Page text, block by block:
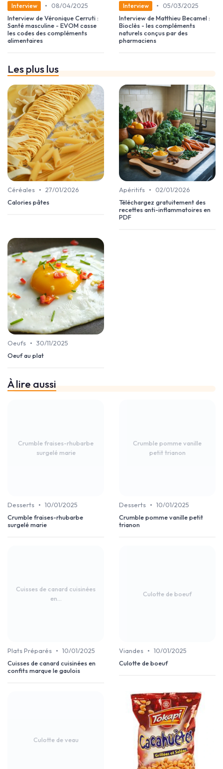
Interview •
08/04/2025
Interview de Véronique Cerruti :
Santé masculine - EVOM casse
les codes des compléments
alimentaires
Interview •
05/03/2025
Interview de Matthieu Becamel :
Bioclès - les compléments
naturels conçus par des
pharmaciens
Les plus lus
Céréales • 27/01/2026
Calories pâtes
Apéritifs •
02/01/2026
Téléchargez gratuitement des
recettes anti-inflammatoires en
PDF
Oeufs • 30/11/2025
Oeuf au plat
À lire aussi
Crumble fraises-rhubarbe
surgelé marie
Desserts • 10/01/2025
Crumble fraises-rhubarbe
surgelé marie
Crumble pomme vanille
petit trianon
Desserts • 10/01/2025
Crumble pomme vanille petit
trianon
Cuisses de canard cuisinées
en...
Plats Préparés • 10/01/2025
Cuisses de canard cuisinées en
confits marque le gaulois
Culotte de boeuf
Viandes • 10/01/2025
Culotte de boeuf
Culotte de veau